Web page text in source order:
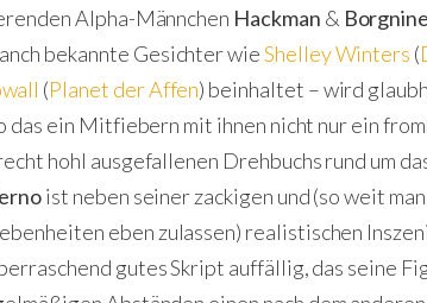
Alpha-Männchen Hackman & Borgnine
bekannte Gesichter wieShelley Winters (
(Planet der Affen) beinhaltet – wird
ein Mitfiebern mit ihnen nicht nur ein
hohl ausgefallenen Drehbuchs rund um
ist neben seiner zackigen und (so weit
eben zulassen) realistischen
gutes Skript auffällig, das seine